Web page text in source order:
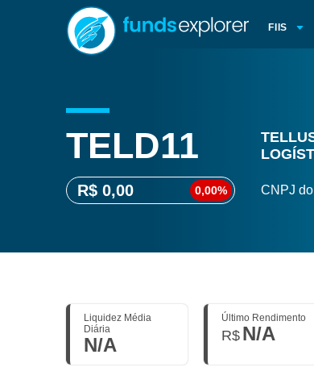
FIIS
TELD11
R$ 0,00 0,00% CNPJ
Liquidez Média
Diária
N/A
Último Rendimento
R$ N/A